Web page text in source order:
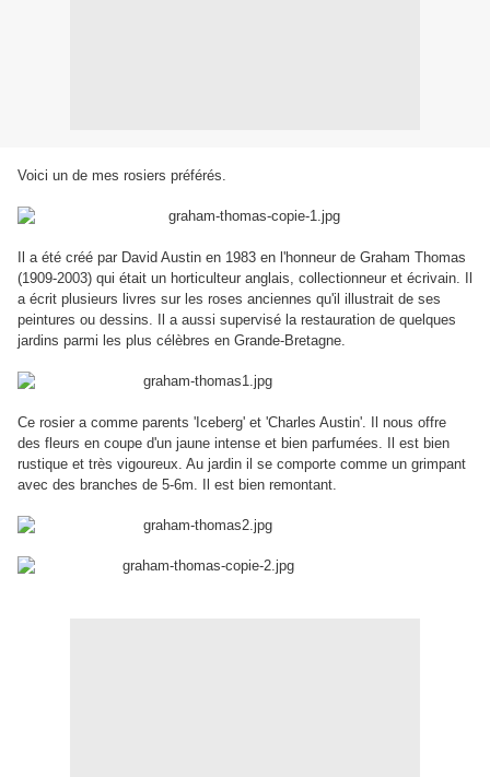
Voici un de mes rosiers préférés.
Il a été créé par David Austin en 1983 en l'honneur de Graham Thomas
(1909-2003) qui était un horticulteur anglais, collectionneur et écrivain. Il
a écrit plusieurs livres sur les roses anciennes qu'il illustrait de ses
peintures ou dessins. Il a aussi supervisé la restauration de quelques
jardins parmi les plus célèbres en Grande-Bretagne.
Ce rosier a comme parents 'Iceberg' et 'Charles Austin'. Il nous offre
des fleurs en coupe d'un jaune intense et bien parfumées. Il est bien
rustique et très vigoureux. Au jardin il se comporte comme un grimpant
avec des branches de 5-6m. Il est bien remontant.